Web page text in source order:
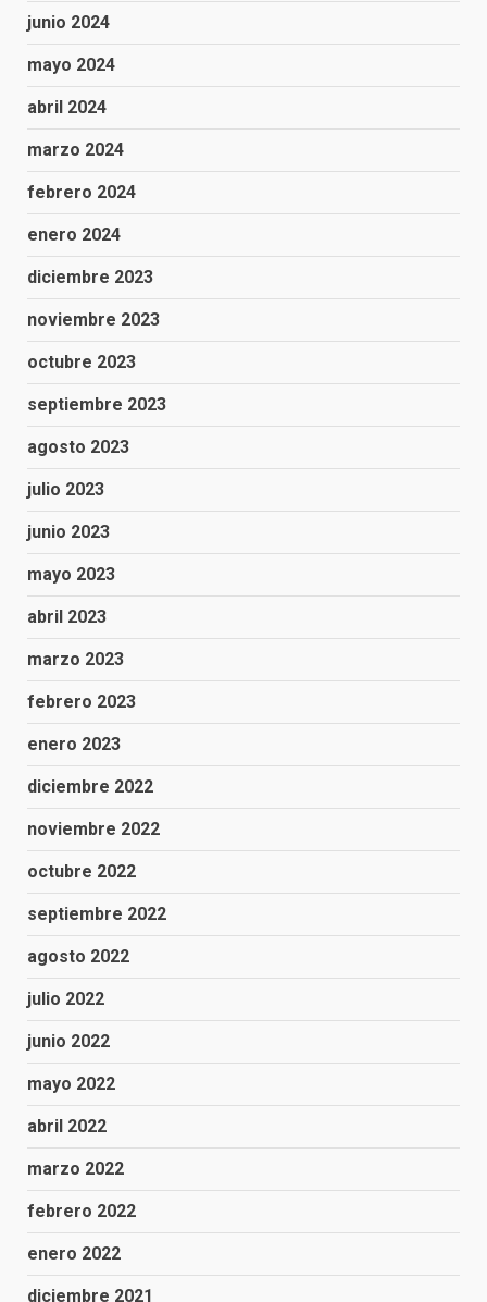
junio 2024
mayo 2024
abril 2024
marzo 2024
febrero 2024
enero 2024
diciembre 2023
noviembre 2023
octubre 2023
septiembre 2023
agosto 2023
julio 2023
junio 2023
mayo 2023
abril 2023
marzo 2023
febrero 2023
enero 2023
diciembre 2022
noviembre 2022
octubre 2022
septiembre 2022
agosto 2022
julio 2022
junio 2022
mayo 2022
abril 2022
marzo 2022
febrero 2022
enero 2022
diciembre 2021